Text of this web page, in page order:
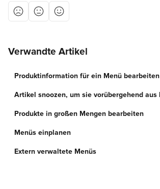
Verwandte Artikel
Produktinformation für ein Menü bearbeiten
Produkte in großen Mengen bearbeiten
Menüs einplanen
Extern verwaltete Menüs